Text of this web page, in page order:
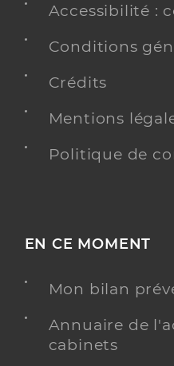
Accessibilité :
Conditions
Crédits
Mentions
Politique de
EN CE MOMENT
Mon bilan
Annuaire de
cabinets